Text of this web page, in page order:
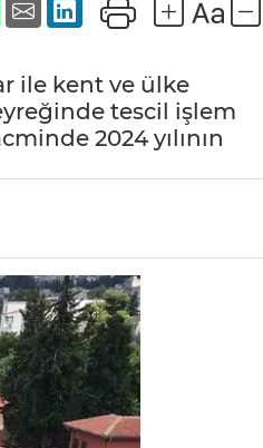
ile kent ve ülke
tescil işlem
2024 yılının